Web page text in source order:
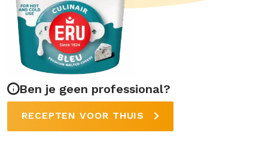
Ben je geen professional?
RECEPTEN VOOR THUIS